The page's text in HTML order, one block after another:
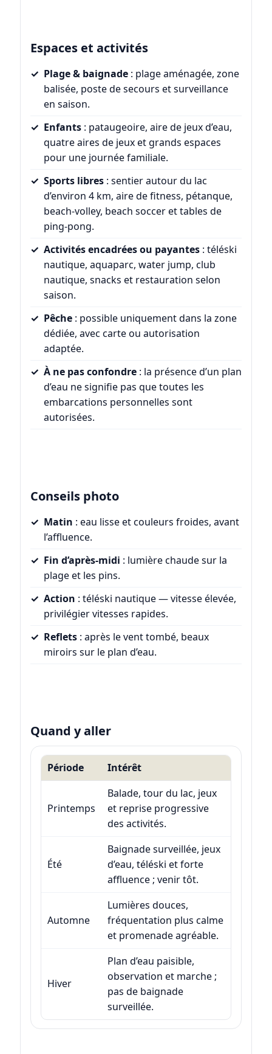
Espaces et activités
Plage & baignade: plage aménagée, zone
balisée, poste de secours et surveillance
en saison.
Enfants: pataugeoire, aire de jeux d’eau,
quatre aires de jeux et grands espaces
pour une journée familiale.
Sports libres: sentier autour du lac
d’environ 4 km, aire de fitness, pétanque,
beach-volley, beach soccer et tables de
ping-pong.
Activités encadrées ou payantes: téléski
nautique, aquaparc, water jump, club
nautique, snacks et restauration selon
saison.
Pêche: possible uniquement dans la zone
dédiée, avec carte ou autorisation
adaptée.
À ne pas confondre: la présence d’un plan
d’eau ne signifie pas que toutes les
embarcations personnelles sont
autorisées.
Conseils photo
Matin : eau lisse et couleurs froides, avant
l’affluence.
Fin d’après-midi : lumière chaude sur la
plage et les pins.
Action : téléski nautique — vitesse élevée,
privilégier vitesses rapides.
Reflets: après le vent tombé, beaux
miroirs sur le plan d’eau.
Quand y aller
Période Intérêt
Printemps
Balade, tour du lac, jeux
et reprise progressive
des activités.
Été
Baignade surveillée, jeux
d’eau, téléski et forte
affluence ; venir tôt.
Automne
Lumières douces,
fréquentation plus calme
et promenade agréable.
Hiver
Plan d’eau paisible,
observation et marche ;
pas de baignade
surveillée.